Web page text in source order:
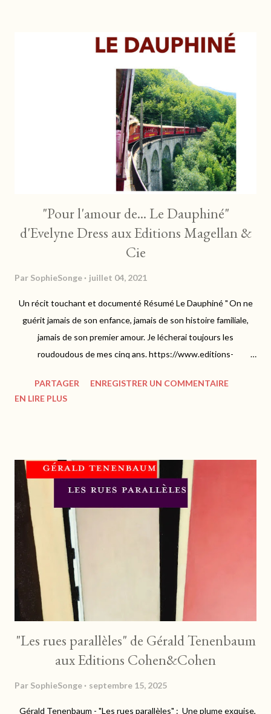
et de la cryptologie, il ignore encore où tout cela va le mener. Et
mêlent, l'enquête promet d'être mouvementée... L'auteure nous
embarque à toute vitesse dans un récit trépidant. Le rythme est
soutenu, et les dialogues très présents nous tiennent en alerte
à chaque instant. On se se...
"Pour l'amour de... Le Dauphiné"
d'Evelyne Dress aux Editions Magellan &
Cie
Par SophieSonge juillet 04, 2021
Un récit touchant et documenté Résumé Le Dauphiné " On ne
guérit jamais de son enfance, jamais de son histoire familiale,
jamais de son premier amour. Je lécherai toujours les
roudoudous de mes cinq ans. https://www.editions-
coeur qui parle et nous exhorte à un voyage empreint
d'émotions en terres du Dauphiné, où elle y a inscrit ses
contemplation, oscillant entre plaisirs d'architecture, de faune
ou de flore. On n'oublie pas bien sûr la gastronomie qui réveille
les sens, et qui fait frétiller les papilles. "Ce territoire, je le
porte en moi. Je suis faite de ce pays, j'y ai grandi. C'est là où j'ai
tout appris, où j'ai ri, pleuré, aimé, tremblé, rêvé, fumé en
cachette ma première liane av...
PARTAGER
ENREGISTRER UN COMMENTAIRE
EN LIRE PLUS
"Les rues parallèles" de Gérald Tenenbaum
aux Editions Cohen&Cohen
Par SophieSonge septembre 15, 2025
Gérald Tenenbaum - "Les rues parallèles" : Une plume exquise,